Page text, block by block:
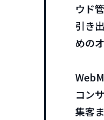
ウド
引き
めの
コン
集客